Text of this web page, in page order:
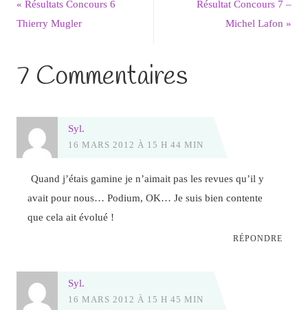
« Résultats Concours 6
Thierry Mugler
Résultat Concours 7 –
Michel Lafon»
7 Commentaires
Syl.
16 MARS 2012 À 15 H 44 MIN
Quand j’étais gamine je n’aimait pas les revues qu’il y
avait pour nous… Podium, OK… Je suis bien contente
que cela ait évolué !
RÉPONDRE
Syl.
16 MARS 2012 À 15 H 45 MIN